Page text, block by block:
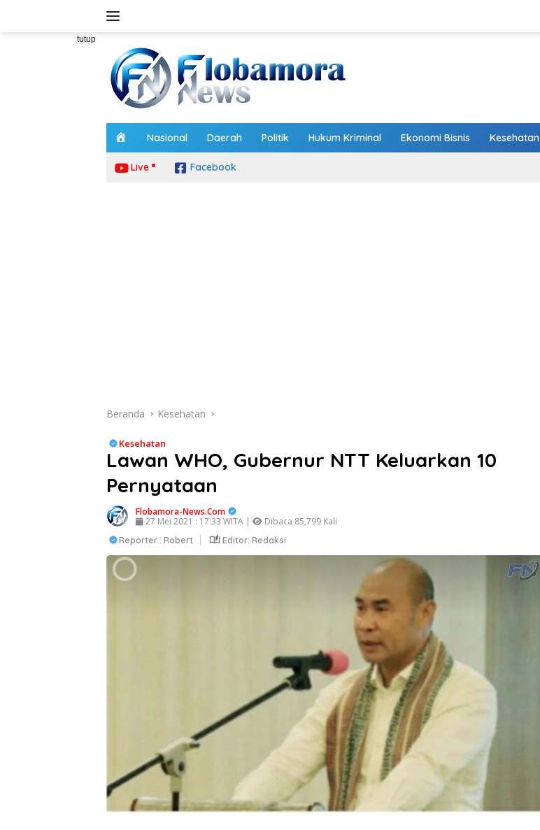
tutup
o
m
e
Nasional Daerah Politik Hukum Kriminal Ekonomi Bisnis Kesehatan
Live Facebook
Beranda Kesehatan
Kesehatan
Lawan WHO, Gubernur NTT Keluarkan 10
Pernyataan
Flobamora-News.Com
27 Mei 2021 : 17:33 WITA |
Dibaca 85,799 Kali
Reporter : Robert Editor: Redaksi